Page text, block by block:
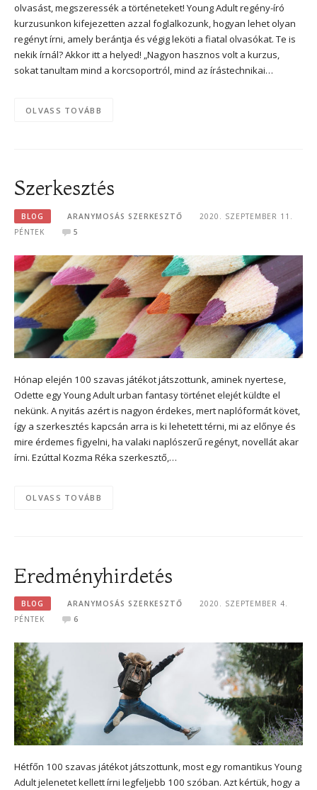
olvasást, megszeressék a történeteket! Young Adult regény-író
kurzusunkon kifejezetten azzal foglalkozunk, hogyan lehet olyan
regényt írni, amely berántja és végig leköti a fiatal olvasókat. Te is
nekik írnál? Akkor itt a helyed! „Nagyon hasznos volt a kurzus,
sokat tanultam mind a korcsoportról, mind az írástechnikai…
OLVASS TOVÁBB
Szerkesztés
BLOG ARANYMOSÁS SZERKESZTŐ
2020. SZEPTEMBER 11.
PÉNTEK
5
Hónap elején 100 szavas játékot játszottunk, aminek nyertese,
Odette egy Young Adult urban fantasy történet elejét küldte el
nekünk. A nyitás azért is nagyon érdekes, mert naplóformát követ,
így a szerkesztés kapcsán arra is ki lehetett térni, mi az előnye és
mire érdemes figyelni, ha valaki naplószerű regényt, novellát akar
írni. Ezúttal Kozma Réka szerkesztő,…
OLVASS TOVÁBB
Eredményhirdetés
BLOG ARANYMOSÁS SZERKESZTŐ
2020. SZEPTEMBER 4.
PÉNTEK
6
Hétfőn 100 szavas játékot játszottunk, most egy romantikus Young
Adult jelenetet kellett írni legfeljebb 100 szóban. Azt kértük, hogy a